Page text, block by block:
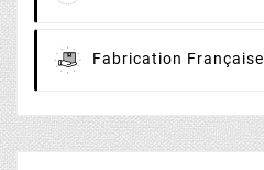
Fabrication Française